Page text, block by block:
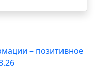
– позитивное